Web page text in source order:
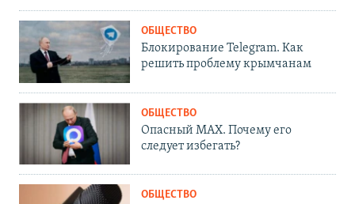
ОБЩЕСТВО
Блокирование Telegram. Как
решить проблему крымчанам
ОБЩЕСТВО
Опасный MAX. Почему его
следует избегать?
ОБЩЕСТВО